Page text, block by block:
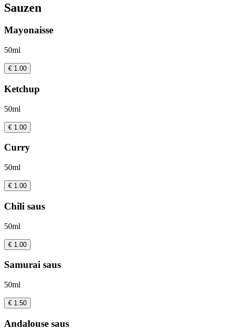
Sauzen
Mayonaisse
50ml
€ 1.00
Ketchup
50ml
€ 1.00
Curry
50ml
€ 1.00
Chili saus
50ml
€ 1.00
Samurai saus
50ml
€ 1.50
Andalouse saus